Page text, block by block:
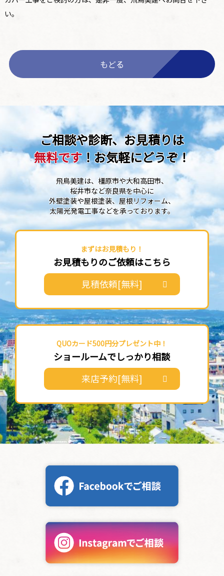
い。
もどる
ご相談や診断、お見積りは
無料です！お気軽にどうぞ！
飛鳥美建は、橿原市や大和高田市、
桜井市など奈良県を中心に
外壁塗装や屋根塗装、屋根リフォーム、
太陽光発電工事などを承っております。
まずはお見積もり！
お見積もりのご依頼はこちら
見積依頼[無料]
QUOカード500円分プレゼント中！
ショールームでしっかり相談
来店予約[無料]